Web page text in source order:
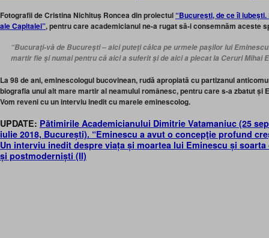
Fotografii de Cristina Nichituș Roncea din proiectul“București, de ce îl
ale Capitalei”, pentru care academicianul ne-a rugat să-i consemnăm aceste
“Bucuraţi-vă de Bucureşti – aici puteţi călca pe urmele paşilor lui
martir fie şi numai pentru că aici a suferit şi de aici a plecat la Ceruri Mihai
La 98 de ani, eminescologul bucovinean, rudă apropiată cu partizanul
biografia unui alt mare martir al neamului românesc, pentru care s-a zbatut și
Vom reveni cu un interviu inedit cu marele eminescolog.
UPDATE: Pătimirile Academicianului Dimitrie Vatamaniuc (25
iulie 2018, București). “Eminescu a avut o concepţie profund
Un interviu inedit despre viața și moartea lui Eminescu și
și postmoderniști (II)